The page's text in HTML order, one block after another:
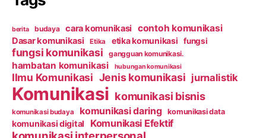
berita budaya cara komunikasi contoh komunikasi
Dasar komunikasi Etika etika komunikasi fungsi
fungsi komunikasi gangguan komunikasi.
hambatan komunikasi hubungan komunikasi
Ilmu Komunikasi Jenis komunikasi jurnalistik
Komunikasi komunikasi bisnis
komunikasi budaya komunikasi daring komunikasi data
komunikasi digital Komunikasi Efektif